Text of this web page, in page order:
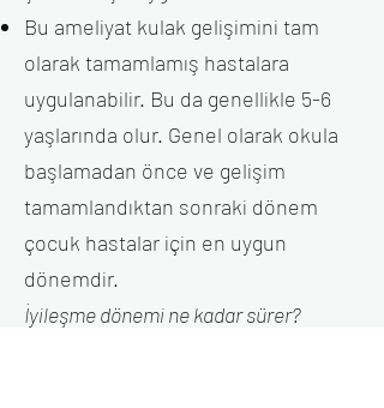
Bu ameliyat kulak gelişimini tam
olarak tamamlamış hastalara
uygulanabilir. Bu da genellikle 5-6
yaşlarında olur. Genel olarak okula
başlamadan önce ve gelişim
tamamlandıktan sonraki dönem
çocuk hastalar için en uygun
dönemdir.
İyileşme dönemi ne kadar sürer?